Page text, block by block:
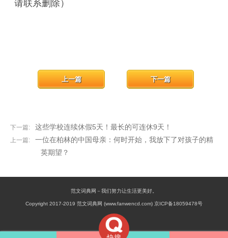
请联系删除）
下一篇: 这些学校连续休假5天！最长的可连休9天！
下一篇
上一篇:
一位在柏林的中国母亲：何时开始，我放下了对孩子的精
英期望？
上一篇
范文词典网－我们努力让生活更美好。
Copyright 2017-2019 范文词典网 (www.fanwencd.com) 京ICP备18059478号